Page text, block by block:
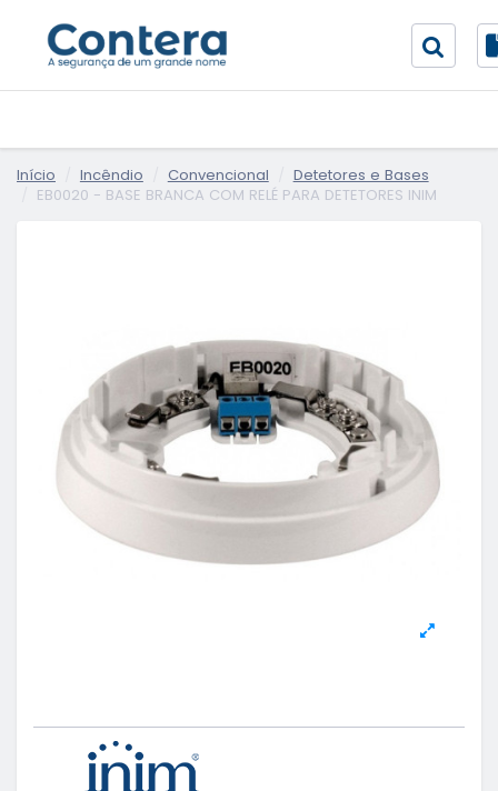
Início Incêndio Convencional
Detetores e Bases
EB0020 - BASE BRANCA COM RELÉ PARA DETETORES INIM